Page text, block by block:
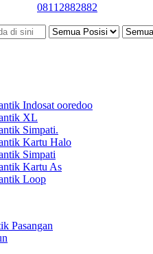
08112882882
Pasangan